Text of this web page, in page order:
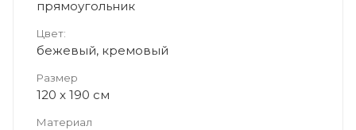
прямоугольник
Цвет:
бежевый, кремовый
Размер
120 x 190 см
Материал